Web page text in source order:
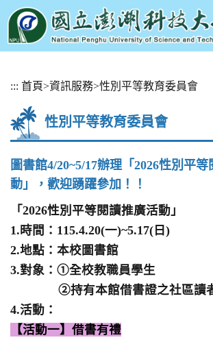
::: 首頁>資訊服務>性別平等教育委員會
性別平等教育委員會
圖書館4/20~5/17辦理「2026性別平
動」，歡迎踴躍參加！！
「 2026性別平等閱讀推廣活動 」
1.時間：115.4.20(一)~5.17(日)
2.地點：本校圖書館
3.對象： ①全校教職員學生
②持有本館借書證之社區讀
4.活動：
【活動一】借書有禮